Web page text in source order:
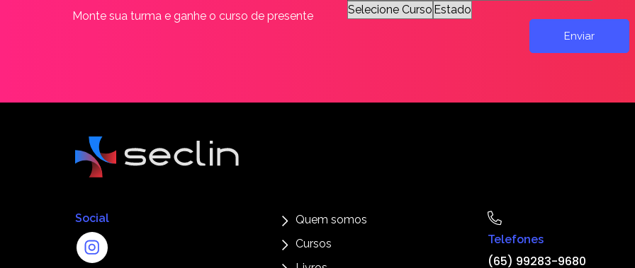
Monte sua turma e ganhe o curso de presente
Social
Quem somos
Cursos
Telefones
(65) 99283-9680